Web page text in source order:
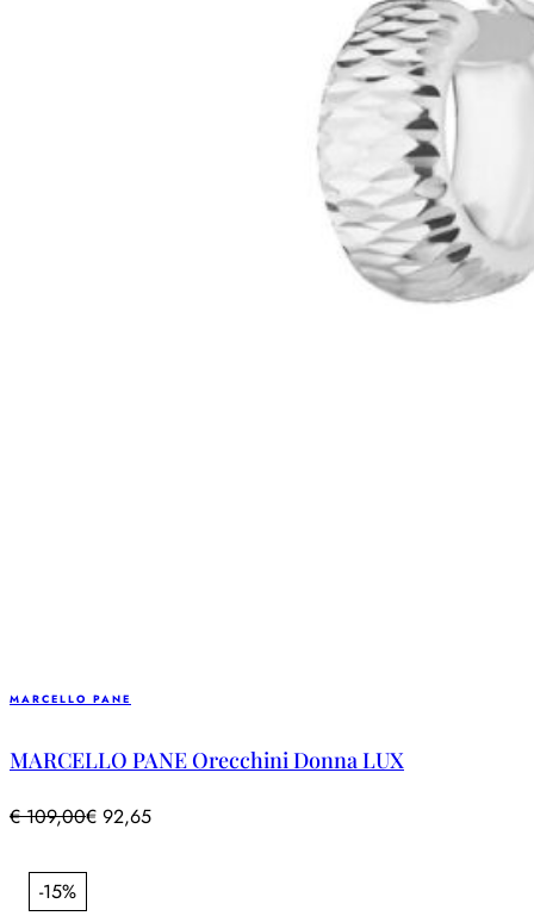
MARCELLO PANE
MARCELLO PANE Orecchini Donna LUX
€109,00€ 92,65
-15%